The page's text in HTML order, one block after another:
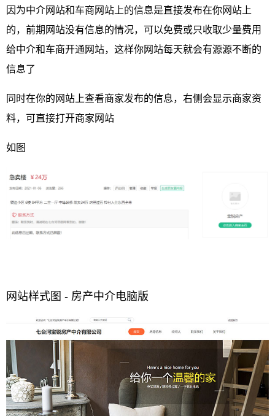
因为中介网站和车商网站上的信息是直接发布在你网站上
的，前期网站没有信息的情况，可以免费或只收取少量费用
给中介和车商开通网站，这样你网站每天就会有源源不断的
信息了
同时在你的网站上查看商家发布的信息，右侧会显示商家资
料，可直接打开商家网站
如图
网站样式图 - 房产中介电脑版